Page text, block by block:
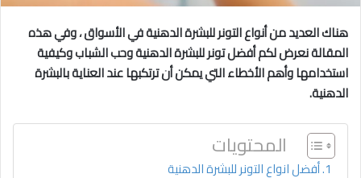
هناك العديد من أنواع التونر للبشرة الدهنية في الأسواق ، وفي هذه
المقالة نعرض لكم أفضل تونر للبشرة الدهنية وحب الشبابوكيفية
استخدامها وأهم الأخطاء التي يمكن أن ترتكبها عند العناية بالبشرة
الدهنية.
المحتويات
أفضل انواع التونر للبشرة الدهنية